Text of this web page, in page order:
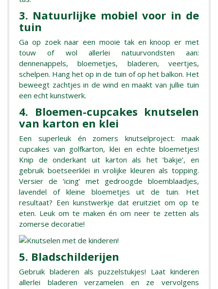
3. Natuurlijke mobiel voor in de
tuin
Ga op zoek naar een mooie tak en knoop er met
touw of wol allerlei natuurvondsten aan:
dennenappels, bloemetjes, bladeren, veertjes,
schelpen. Hang het op in de tuin of op het balkon. Het
beweegt zachtjes in de wind en maakt van jullie tuin
een echt kunstwerk.
4. Bloemen-cupcakes knutselen
van karton en klei
Een superleuk én zomers knutselproject: maak
cupcakes van golfkarton, klei en echte bloemetjes!
Knip de onderkant uit karton als het ‘bakje’, en
gebruik boetseerklei in vrolijke kleuren als topping.
Versier de ‘icing’ met gedroogde bloemblaadjes,
lavendel of kleine bloemetjes uit de tuin. Het
resultaat? Een kunstwerkje dat eruitziet om op te
eten. Leuk om te maken én om neer te zetten als
zomerse decoratie!
5. Bladschilderijen
Gebruik bladeren als puzzelstukjes! Laat kinderen
allerlei bladeren verzamelen en ze vervolgens